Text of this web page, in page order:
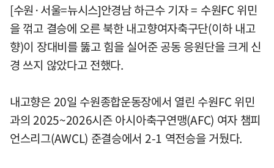
[수원·서울=뉴시스]안경남 하근수 기자 = 수원FC 위민
을 꺾고 결승에 오른 북한 내고향여자축구단(이하 내고
향)이 장대비를 뚫고 힘을 실어준 공동 응원단을 크게 신
경 쓰지 않았다고 전했다.
내고향은 20일 수원종합운동장에서 열린 수원FC 위민
과의 2025~2026시즌 아시아축구연맹(AFC) 여자 챔피
언스리그(AWCL) 준결승에서 2-1 역전승을 거뒀다.